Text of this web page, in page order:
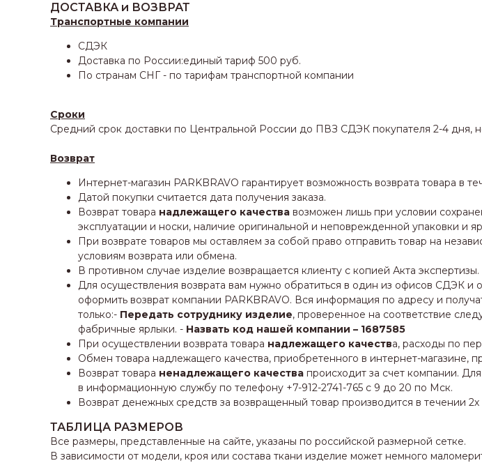
ДОСТАВКА и ВОЗВРАТ
Транспортные компании
СДЭК
Доставка по России:единый тариф 500 руб.
По странам СНГ - по тарифам транспортной компании
Сроки
Средний срок доставки по Центральной России до ПВЗ СДЭК покупателя 2-4 дня,
Возврат
Интернет-магазин PARKBRAVO гарантирует возможность возврата товара в
Датой покупки считается дата получения заказа.
Возврат товара надлежащего качества возможен лишь при условии
эксплуатации и носки, наличие оригинальной и неповрежденной упаковки и
При возврате товаров мы оставляем за собой право отправить товар на
условиям возврата или обмена.
В противном случае изделие возвращается клиенту с копией Акта экспертизы.
Для осуществления возврата вам нужно обратиться в один из офисов СДЭК и
оформить возврат компании PARKBRAVO. Вся информация по адресу и
только:- Передать сотруднику изделие, проверенное на соответствие
фабричные ярлыки. - Назвать код нашей компании – 1687585
При осуществлении возврата товара надлежащего качества, расходы по
Обмен товара надлежащего качества, приобретенного в интернет-магазине,
Возврат товара ненадлежащего качества происходит за счет компании.
в информационную службу по телефону +7-912-2741-765 с 9 до 20 по Мск.
Возврат денежных средств за возвращенный товар производится в течении
ТАБЛИЦА РАЗМЕРОВ
Все размеры, представленные на сайте, указаны по российской размерной сетке.
В зависимости от модели, кроя или состава ткани изделие может немного